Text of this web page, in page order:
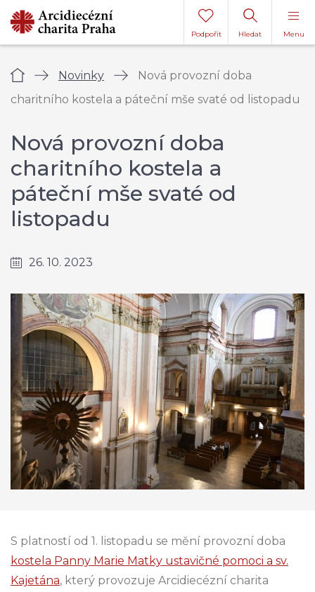
Menu
Hledat
Podpořit
Úvod Novinky
Nová provozní doba
charitního kostela a páteční mše svaté od listopadu
Nová provozní doba
charitního kostela a
páteční mše svaté od
listopadu
26. 10. 2023
S platností od 1. listopadu se mění provozní doba
kostela Panny Marie Matky ustavičné pomoci a sv.
Kajetána, který provozuje Arcidiecézní charita